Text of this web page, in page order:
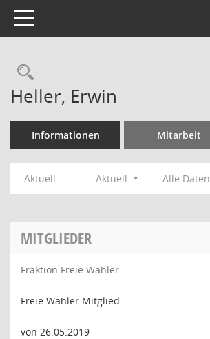
Toggle navigation
Rechercheauswahl
Heller, Erwin
Informationen Mitarbeit
Aktuell Aktuell Alle Daten
MITGLIEDER
Fraktion Freie Wähler
Freie Wähler Mitglied
von 26.05.2019